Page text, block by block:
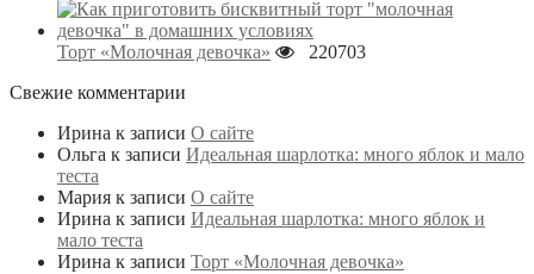
Торт «Молочная девочка»
220703
Свежие комментарии
Ирина к записи О сайте
Ольга к записи Идеальная шарлотка: много яблок и мало
теста
Мария к записи О сайте
Ирина к записи Идеальная шарлотка: много яблок и
мало теста
Ирина к записи Торт «Молочная девочка»